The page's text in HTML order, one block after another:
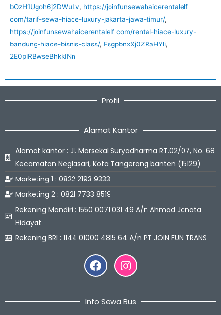
bOzH1Ugoh6j2DWuLv, https://joinfunsewahaicerentalelf
com/tarif-sewa-hiace-luxury-jakarta-jawa-timur/,
https://joinfunsewahaicerentalelf com/rental-hiace-luxury-
bandung-hiace-bisnis-class/, FsgpbnxXj0ZRaHYli,
2E0plRBwseBhkkINn
Profil
Alamat Kantor
Alamat kantor : Jl. Marsekal Suryadharma RT.02/07, No. 68
Kecamatan Neglasari, Kota Tangerang banten (15129)
Marketing 1 : 0822 2193 9333
Marketing 2 : 0821 7733 8519
Rekening Mandiri : 1550 0071 031 49 A/n Ahmad Janata
Hidayat
Rekening BRI : 1144 01000 4815 64 A/n PT JOIN FUN TRANS
FacebookInstagram
Info Sewa Bus